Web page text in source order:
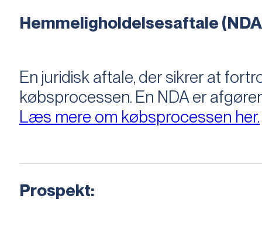
Hemmeligholdelsesaftale
En juridisk aftale, der sikrer at
købsprocessen​​. En NDA er
Læs mere om købsprocessen her.
Prospekt: